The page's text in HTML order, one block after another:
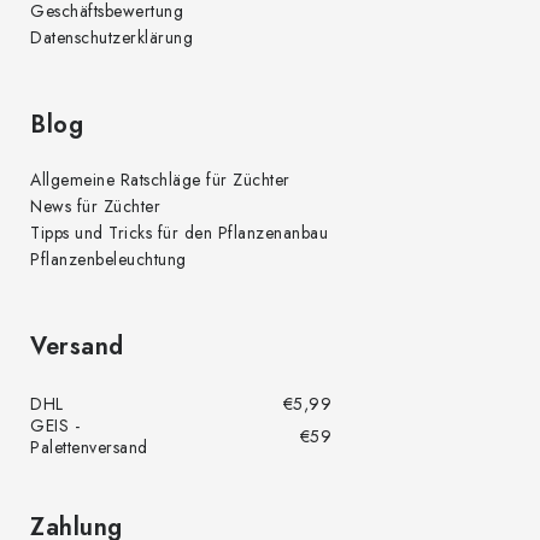
Geschäftsbewertung
Datenschutzerklärung
Blog
Allgemeine Ratschläge für Züchter
News für Züchter
Tipps und Tricks für den Pflanzenanbau
Pflanzenbeleuchtung
Versand
DHL
€5,99
GEIS -
Palettenversand
€59
Zahlung